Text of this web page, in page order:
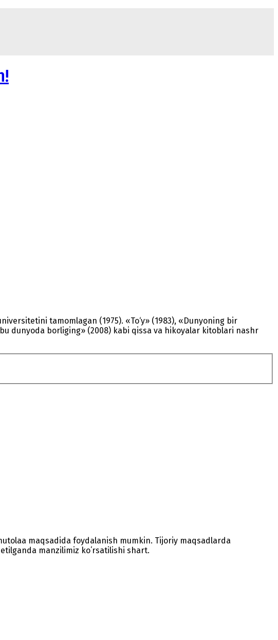
tamomlagan (1975). «To‘y» (1983), «Dunyoning bir
dunyoda borliging» (2008) kabi qissa va hikoyalar kitoblari nashr
maqsadida foydalanish mumkin. Tijoriy maqsadlarda
manzilimiz koʻrsatilishi shart.